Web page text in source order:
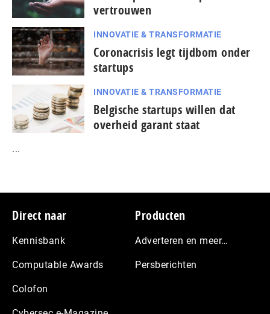
vertrouwen
INNOVATIE & TRANSFORMATIE
Coronacrisis legt tijdbom onder
startups
INNOVATIE & TRANSFORMATIE
Belgische startups willen dat
overheid garant staat
...
Footer
Direct naar
Kennisbank
Computable Awards
Colofon
Producten
Adverteren en meer…
Persberichten